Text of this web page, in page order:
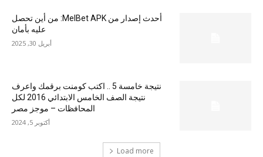
أحدث إصدار من MelBet APK: من أين تحصل
عليه بأمان
أبريل 30, 2025
نتيجة خامسة 5 .. اكتب كومنت برقمك واعرف
نتيجة الصف الخامس الابتدائي 2016 لكل
المحافظات – موجز مصر
أكتوبر 5, 2024
Load more